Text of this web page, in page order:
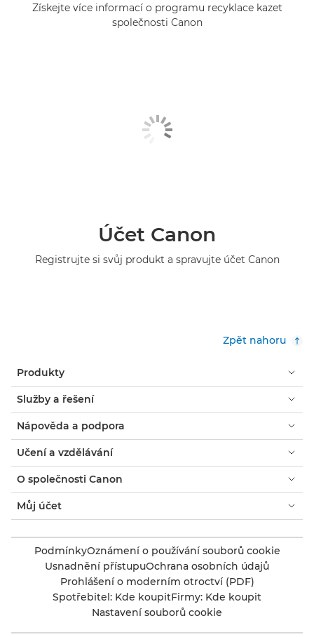
Získejte více informací o programu recyklace kazet
společnosti Canon
Účet Canon
Registrujte si svůj produkt a spravujte účet Canon
Zpět nahoru
Produkty
Služby a řešení
Nápověda a podpora
Učení a vzdělávání
O společnosti Canon
Můj účet
PodmínkyOznámení o používání souborů cookie
Usnadnění přístupuOchrana osobních údajů
Prohlášení o moderním otroctví (PDF)
Spotřebitel: Kde koupitFirmy: Kde koupit
Nastavení souborů cookie